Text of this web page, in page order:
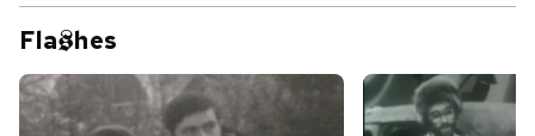
Fla hes